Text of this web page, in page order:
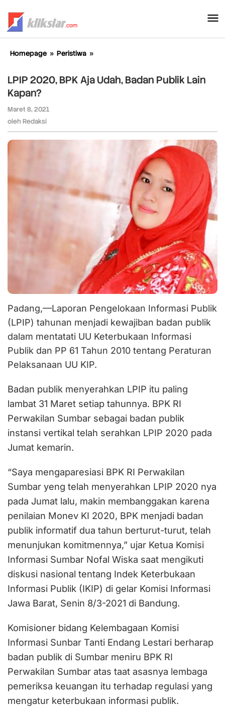
konten
Homepage » Peristiwa »
BPK
Aja
Kapan?
LPIP 2020, BPK Aja Udah, Badan Publik Lain
Kapan?
Maret 8, 2021
oleh Redaksi
Padang,—Laporan Pengelokaan Informasi Publik
(LPIP) tahunan menjadi kewajiban badan publik
dalam mentatati UU Keterbukaan Informasi
Publik dan PP 61 Tahun 2010 tentang Peraturan
Pelaksanaan UU KIP.
Badan publik menyerahkan LPIP itu paling
lambat 31 Maret setiap tahunnya. BPK RI
Perwakilan Sumbar sebagai badan publik
instansi vertikal telah serahkan LPIP 2020 pada
Jumat kemarin.
“Saya mengaparesiasi BPK RI Perwakilan
Sumbar yeng telah menyerahkan LPIP 2020 nya
pada Jumat lalu, makin membanggakan karena
penilaian Monev KI 2020, BPK menjadi badan
publik informatif dua tahun berturut-turut, telah
menunjukan komitmennya,” ujar Ketua Komisi
Informasi Sumbar Nofal Wiska saat mengikuti
diskusi nasional tentang Indek Keterbukaan
Informasi Publik (IKIP) di gelar Komisi Informasi
Jawa Barat, Senin 8/3-2021 di Bandung.
Komisioner bidang Kelembagaan Komisi
Informasi Sunbar Tanti Endang Lestari berharap
badan publik di Sumbar meniru BPK RI
Perwakilan Sumbar atas taat asasnya lembaga
pemeriksa keuangan itu terhadap regulasi yang
mengatur keterbukaan informasi publik.